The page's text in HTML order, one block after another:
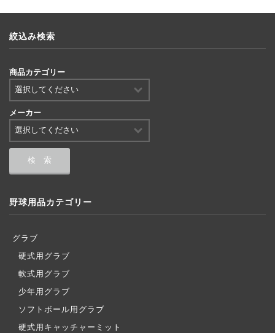
絞込み検索
商品カテゴリー
メーカー
野球用品カテゴリー
グラブ
硬式用グラブ
軟式用グラブ
少年用グラブ
ソフトボール用グラブ
硬式用キャッチャーミット